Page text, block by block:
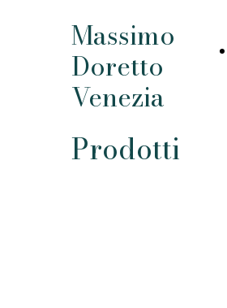
Massimo
Doretto
Venezia
Prodotti